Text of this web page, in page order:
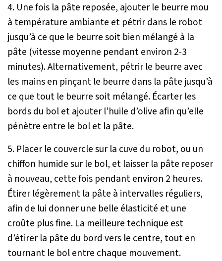
4. Une fois la pâte reposée, ajouter le beurre mou
à température ambiante et pétrir dans le robot
jusqu’à ce que le beurre soit bien mélangé à la
pâte (vitesse moyenne pendant environ 2-3
minutes). Alternativement, pétrir le beurre avec
les mains en pinçant le beurre dans la pâte jusqu’à
ce que tout le beurre soit mélangé. Écarter les
bords du bol et ajouter l’huile d’olive afin qu’elle
pénètre entre le bol et la pâte.
5. Placer le couvercle sur la cuve du robot, ou un
chiffon humide sur le bol, et laisser la pâte reposer
à nouveau, cette fois pendant environ 2 heures.
Étirer légèrement la pâte à intervalles réguliers,
afin de lui donner une belle élasticité et une
croûte plus fine. La meilleure technique est
d’étirer la pâte du bord vers le centre, tout en
tournant le bol entre chaque mouvement.